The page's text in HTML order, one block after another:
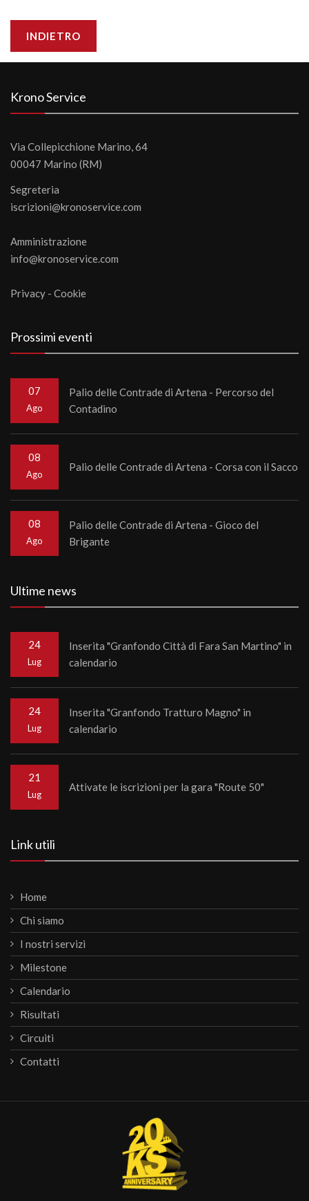
INDIETRO
Krono Service
Via Collepicchione Marino, 64
00047 Marino (RM)
Segreteria
iscrizioni@kronoservice.com
Amministrazione
info@kronoservice.com
Privacy - Cookie
Prossimi eventi
07
Ago
Palio delle Contrade di Artena - Percorso del
Contadino
08
Ago
Palio delle Contrade di Artena - Corsa con il Sacco
08
Ago
Palio delle Contrade di Artena - Gioco del
Brigante
Ultime news
24
Lug
Inserita "Granfondo Città di Fara San Martino" in
calendario
24
Lug
Inserita "Granfondo Tratturo Magno" in
calendario
21
Lug
Attivate le iscrizioni per la gara "Route 50"
Link utili
Home
Chi siamo
I nostri servizi
Milestone
Calendario
Risultati
Circuiti
Contatti